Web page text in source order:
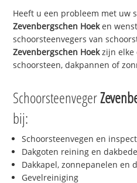
Heeft u een probleem met uw
Zevenbergschen Hoeken
schoorsteenvegers van
Zevenbergschen Hoekzijn elke
schoorsteen, dakpannen of
Schoorsteenveger
bij:
Schoorsteenvegen en
Dakgoten reining en
Dakkapel, zonnepanelen en
Gevelreiniging